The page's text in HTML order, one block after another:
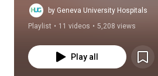
by Geneva University Hospitals
Playlist • 11 videos • 5,208 views
Play all